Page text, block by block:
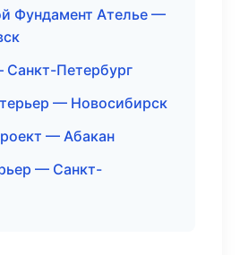
Фундамент Ателье —
Петербург
— Новосибирск
— Абакан
— Санкт-